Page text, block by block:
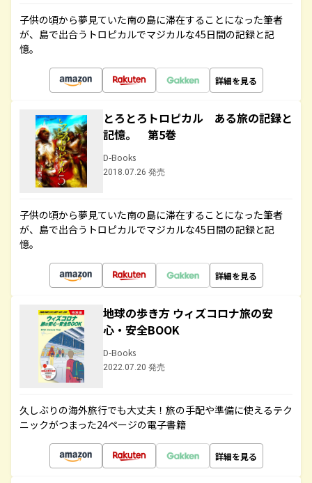
子供の頃から夢見ていた南の島に滞在することになった筆者
が、島で出合うトロピカルでマジカルな45日間の記録と記
憶。
詳細を見る
とろとろトロピカル ある旅の記録と
記憶。 第5巻
D-Books
2018.07.26 発売
子供の頃から夢見ていた南の島に滞在することになった筆者
が、島で出合うトロピカルでマジカルな45日間の記録と記
憶。
詳細を見る
地球の歩き方 ウィズコロナ旅の安
心・安全BOOK
D-Books
2022.07.20 発売
久しぶりの海外旅行でも大丈夫！旅の手配や準備に使えるテク
ニックがつまった24ページの電子書籍
詳細を見る